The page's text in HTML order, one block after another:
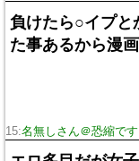
負けたら○イプと
た事あるから漫
15:名無しさん＠恐縮です